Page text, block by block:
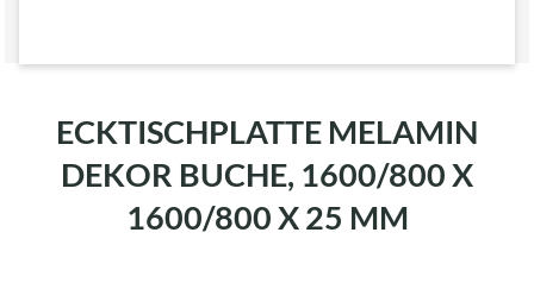
ECKTISCHPLATTE MELAMIN
DEKOR BUCHE, 1600/800 X
1600/800 X 25 MM